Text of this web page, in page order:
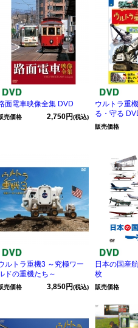
面電車映像全集 DVD
売価格 2,750円(税込)
ウルトラ重
る・守る
販売価格
ルトラ重機3 ～究極ワー
ドの重機たち～
売価格 3,850円(税込)
日本の国産
枚
販売価格